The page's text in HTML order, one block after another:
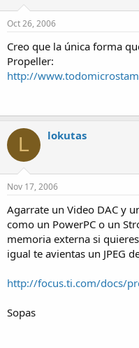
Oct 26, 2006
Creo que la única forma
Propeller:
http://
L lokutas
Nov 17, 2006
Agarrate un Video DAC y
como un PowerPC o un
memoria externa si
igual te avientas un JPEG
http://focus.ti.com/docs/
Sopas